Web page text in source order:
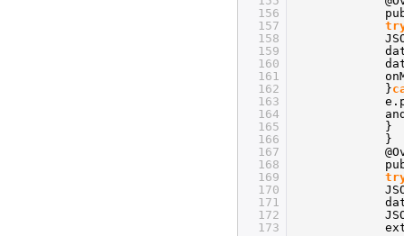
156
157
158
159
160
161
162
163
164
165
166
167
168
169
170
171
172
173
}
}
}